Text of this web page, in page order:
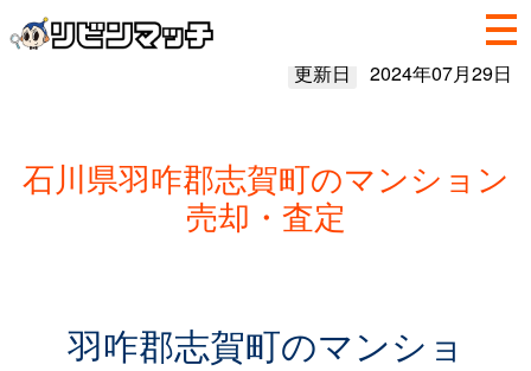
更新日 2024年07月29日
石川県羽咋郡志賀町のマンション
売却・査定
羽咋郡志賀町のマンショ